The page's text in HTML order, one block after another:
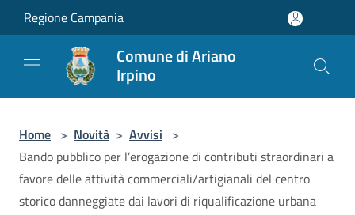
Salta al contenuto principale
Regione Campania
Comune di Ariano
Irpino
Home > Novità > Avvisi >
Bando pubblico per l’erogazione di contributi straordinari a
favore delle attività commerciali/artigianali del centro
storico danneggiate dai lavori di riqualificazione urbana